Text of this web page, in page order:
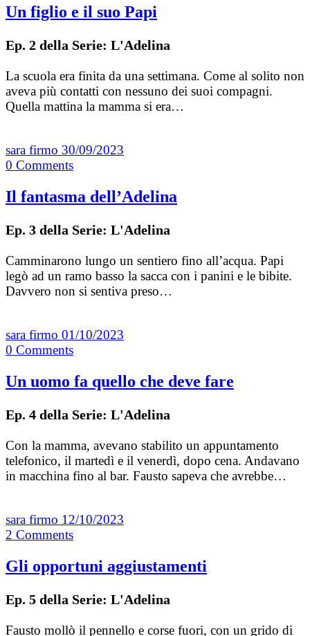
Un figlio e il suo Papi
Ep. 2 della Serie: L'Adelina
La scuola era finita da una settimana. Come al solito non
aveva più contatti con nessuno dei suoi compagni.
Quella mattina la mamma si era…
sara firmo 30/09/2023
0 Comments
Il fantasma dell’Adelina
Ep. 3 della Serie: L'Adelina
Camminarono lungo un sentiero fino all’acqua. Papi
legò ad un ramo basso la sacca con i panini e le bibite.
Davvero non si sentiva preso…
sara firmo 01/10/2023
0 Comments
Un uomo fa quello che deve fare
Ep. 4 della Serie: L'Adelina
Con la mamma, avevano stabilito un appuntamento
telefonico, il martedì e il venerdì, dopo cena. Andavano
in macchina fino al bar. Fausto sapeva che avrebbe…
sara firmo 12/10/2023
2 Comments
Gli opportuni aggiustamenti
Ep. 5 della Serie: L'Adelina
Fausto mollò il pennello e corse fuori, con un grido di